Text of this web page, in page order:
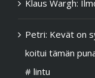
Klaus Wargh:
Petri: Kevät on
koitui tämän
# lintu